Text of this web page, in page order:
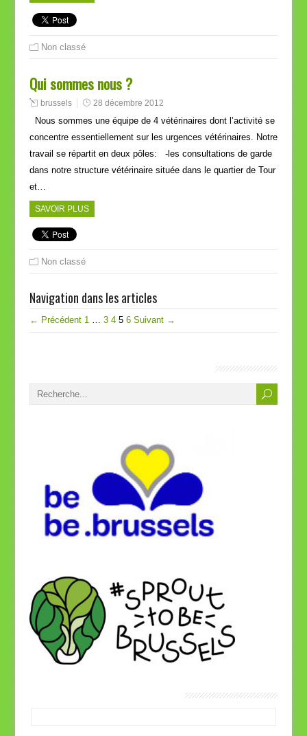
Non classé
Qui sommes nous ?
brussels 28 décembre 2012
Nous sommes une équipe de 4 vétérinaires dont l’activité se
concentre essentiellement sur les urgences vétérinaires. Notre
travail se répartit en deux pôles: -les consultations de garde
dans notre structure vétérinaire située dans le quartier de Tour
et…
SAVOIR PLUS
Non classé
Navigation dans les articles
← Précédent 1 … 3 4 5 6 Suivant →